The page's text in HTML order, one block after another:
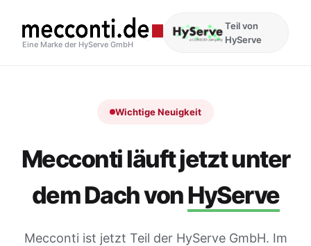
Eine Marke der HyServe GmbH
Teil von
HyServe
Wichtige Neuigkeit
Mecconti läuft jetzt unter
dem Dach vonHyServe
Mecconti ist jetzt Teil der HyServe GmbH. Im